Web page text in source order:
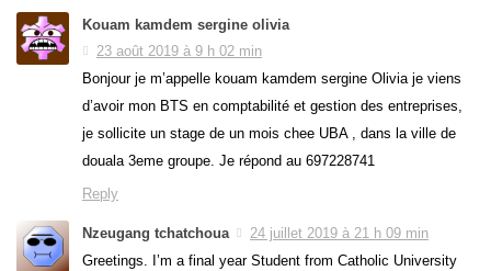
Kouam kamdem sergine olivia
23 août 2019 à 9 h 02 min
Bonjour je m’appelle kouam kamdem sergine Olivia je viens
d’avoir mon BTS en comptabilité et gestion des entreprises,
je sollicite un stage de un mois chee UBA , dans la ville de
douala 3eme groupe. Je répond au 697228741
Reply
Nzeugang tchatchoua
24 juillet 2019 à 21 h 09 min
Greetings. I’m a final year Student from Catholic University